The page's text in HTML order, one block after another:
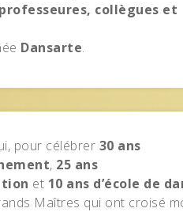
collègues et
Dansarte.
pour célébrer 30 ans
, 25 ans
et 10 ans d’école de
Maîtres qui ont croisé